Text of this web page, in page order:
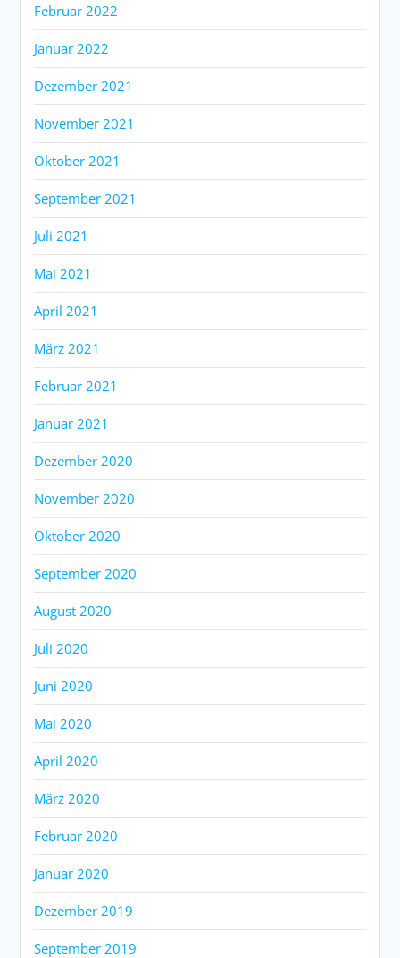
Februar 2022
Januar 2022
Dezember 2021
November 2021
Oktober 2021
September 2021
Juli 2021
Mai 2021
April 2021
März 2021
Februar 2021
Januar 2021
Dezember 2020
November 2020
Oktober 2020
September 2020
August 2020
Juli 2020
Juni 2020
Mai 2020
April 2020
März 2020
Februar 2020
Januar 2020
Dezember 2019
September 2019